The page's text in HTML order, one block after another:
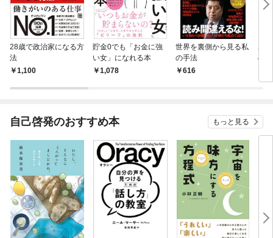
28歳で政治家になる方
法
1,100
貯金0でも「お金に強
い女」になれる本
1,078
世界を裏側から見る私
の手法
616
わ
の？
自己啓発のおすすめ本 もっと見る